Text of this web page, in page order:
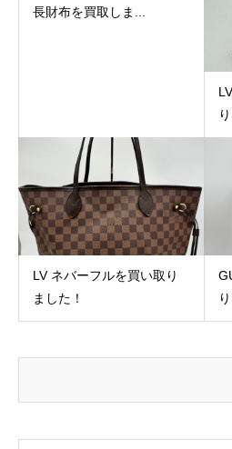
長財布を買取しま...
LV ネバーフルを買い取り
ました！